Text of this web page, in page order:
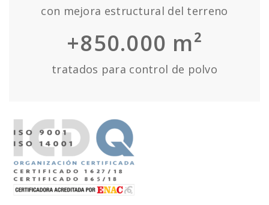
con mejora estructural del terreno
+850.000 m²
tratados para control de polvo